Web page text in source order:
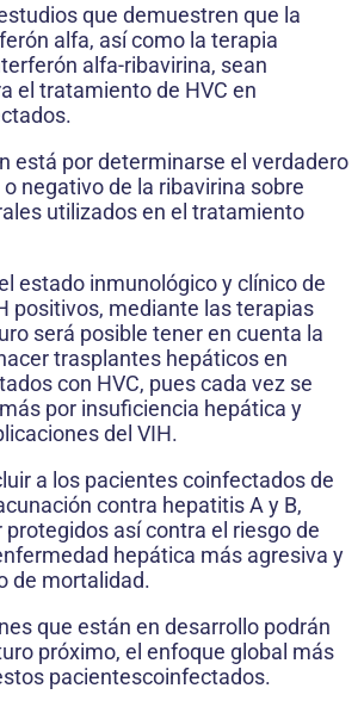
que demuestren que la
alfa, así como la terapia
alfa-ribavirina, sean
el tratamiento de HVC en
está por determinarse el verdadero
negativo de la ribavirina sobre
utilizados en el tratamiento
estado inmunológico y clínico de
positivos, mediante las terapias
será posible tener en cuenta la
trasplantes hepáticos en
con HVC, pues cada vez se
por insuficiencia hepática y
del VIH.
a los pacientes coinfectados de
contra hepatitis A y B,
protegidos así contra el riesgo de
hepática más agresiva y
de mortalidad.
que están en desarrollo podrán
próximo, el enfoque global más
pacientescoinfectados.